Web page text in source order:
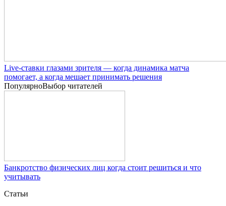
Live-ставки глазами зрителя — когда динамика матча
помогает, а когда мешает принимать решения
ПопулярноВыбор читателей
Банкротство физических лиц когда стоит решиться и что
учитывать
Статьи